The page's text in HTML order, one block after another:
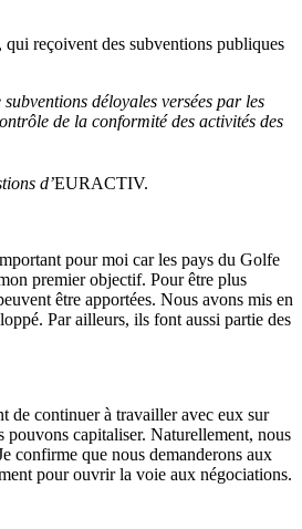
qui reçoivent des subventions publiques
déloyales versées par les
de la conformité des activités des
d’EURACTIV.
pour moi car les pays du Golfe
premier objectif. Pour être plus
être apportées. Nous avons mis en
Par ailleurs, ils font aussi partie des
de continuer à travailler avec eux sur
pouvons capitaliser. Naturellement, nous
confirme que nous demanderons aux
pour ouvrir la voie aux négociations.